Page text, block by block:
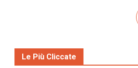
Le Più Cliccate